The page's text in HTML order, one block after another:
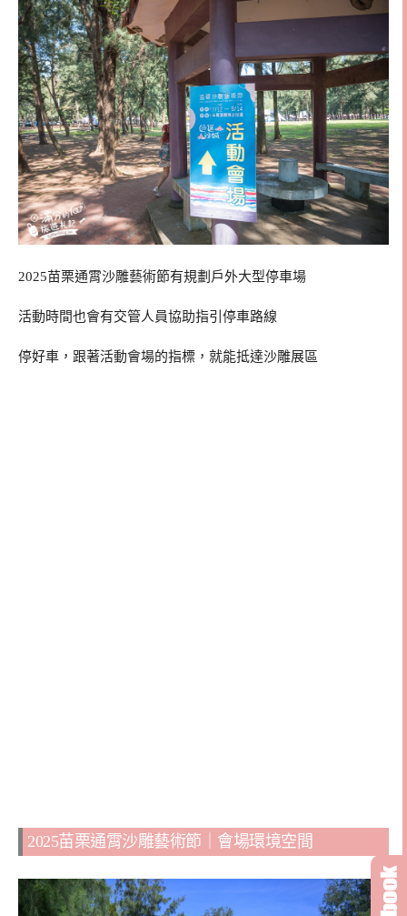
2025苗栗通霄沙雕藝術節有規劃戶外大型停車場
活動時間也會有交管人員協助指引停車路線
停好車，跟著活動會場的指標，就能抵達沙雕展區
2025苗栗通霄沙雕藝術節｜會場環境空間